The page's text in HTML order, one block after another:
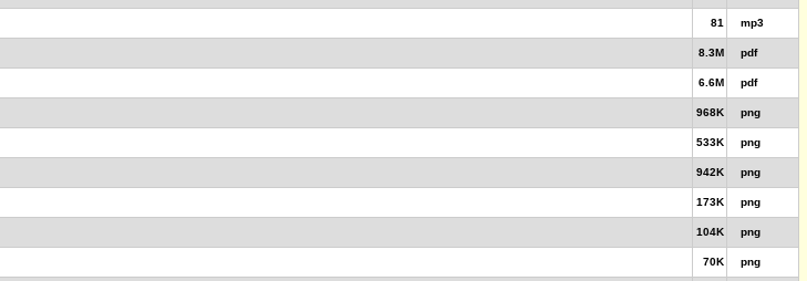
81 mp3
8.3M pdf
6.6M pdf
968K png
533K png
942K png
173K png
104K png
70K png